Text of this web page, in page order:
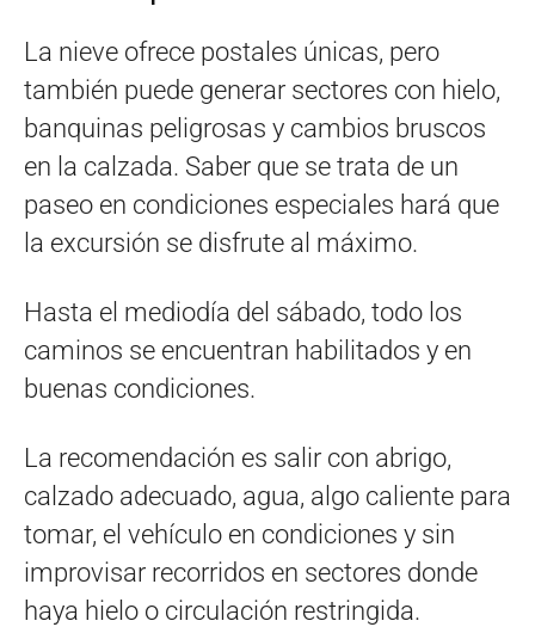
La nieve ofrece postales únicas, pero
también puede generar sectores con hielo,
banquinas peligrosas y cambios bruscos
en la calzada. Saber que se trata de un
paseo en condiciones especiales hará que
la excursión se disfrute al máximo.
Hasta el mediodía del sábado, todo los
caminos se encuentran habilitados y en
buenas condiciones.
La recomendación es salir con abrigo,
calzado adecuado, agua, algo caliente para
tomar, el vehículo en condiciones y sin
improvisar recorridos en sectores donde
haya hielo o circulación restringida.